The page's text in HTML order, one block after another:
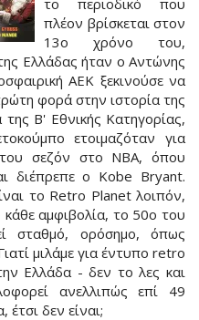
το περιοδικό που
πλέον βρίσκεται στον
13ο χρόνο του,
Ελλάδας ήταν ο Αντώνης
ΑΕΚ ξεκινούσε να
φορά στην ιστορία της
Β' Εθνικής Κατηγορίας,
ετοιμαζόταν για
σεζόν στο NBA, όπου
διέπρεπε ο Kobe Bryant.
το Retro Planet λοιπόν,
αμφιβολία, το 50ο του
σταθμό, ορόσημο, όπως
μιλάμε για έντυπο retro
Ελλάδα - δεν το λες και
ανελλιπώς επί 49
δεν είναι;